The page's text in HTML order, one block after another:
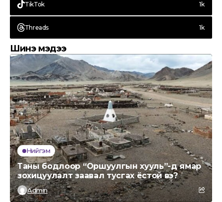
TikTok 1k
Threads 1k
Шинэ мэдээ
Нийгэм
Таны бодлоор “Оршуулгын хууль”-д ямар
зохицуулалт заавал тусгах ёстой вэ?
Admin